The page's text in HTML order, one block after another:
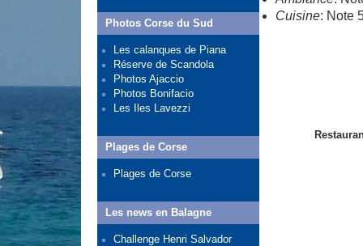
Cuisine: Note
Photos Corse du Sud
Les calanques de Piana
Réserve de Scandola
Photos Ajaccio
Photos Bonifacio
Les Iles Lavezzi
Plages de Corse
Plages de Corse
Les news en Balagne
Challenge Henri Salvador